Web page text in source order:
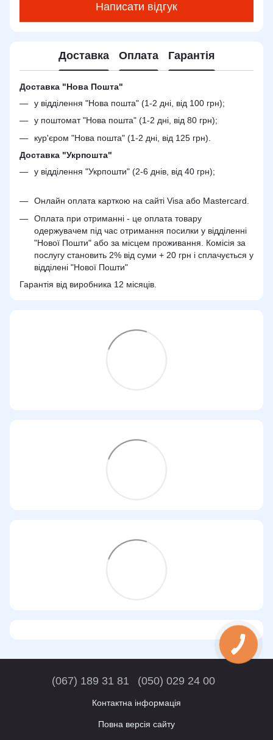
Написати відгук
Доставка Оплата Гарантія
Доставка "Нова Пошта"
у відділення "Нова пошта" (1-2 дні, від 100 грн);
у поштомат "Нова пошта" (1-2 дні, від 80 грн);
кур'єром "Нова пошта" (1-2 дні, від 125 грн).
Доставка "Укрпошта"
у відділення "Укрпошти" (2-6 днів, від 40 грн);
Онлайн оплата карткою на сайті Visa або Mastercard.
Оплата при отриманні - це оплата товару
одержувачем під час отримання посилки у відділенні
"Нової Пошти" або за місцем проживання. Комісія за
послугу становить 2% від суми + 20 грн і сплачується у
відділені "Нової Пошти"
Гарантія від виробника 12 місяців.
(067) 189 31 81 (050) 029 24 00
Контактна інформація
Повна версія сайту